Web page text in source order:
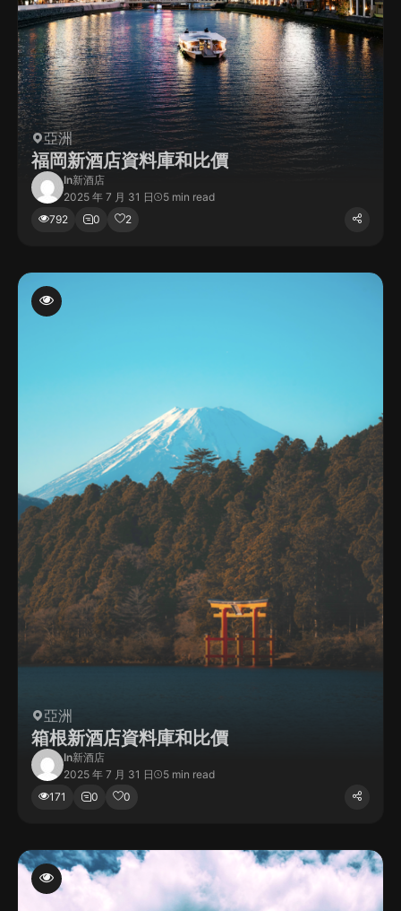
亞洲
福岡新酒店資料庫和比價
In新酒店
2025 年 7 月 31 日
5 min read
792
0 2
亞洲
箱根新酒店資料庫和比價
In新酒店
2025 年 7 月 31 日
5 min read
171
0 0